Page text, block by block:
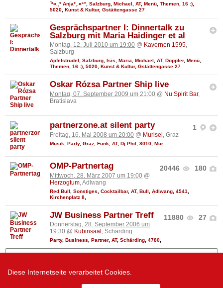
Diese Internetseite verarbeitet Cookies.
˜ª¤.¸* Anja*¸.¤ª“ Salzburg Michael AT, Menü Themen 16 :)
5020 Kunst & Kultur, Gstättengasse 27
Gesprächspartner I: Dinnertalk zu
Salzburg mit Maria Haidinger et al
Montag, 12. Juli 2010 um 19:00 @ Kavernen 1595,
Salzburg
Apfelstrudel, Salzburg, Isis, Maria, Michael, AT, Doppler, Menü,
Themen, 16 :), 5020, Kunst & Kultur, Gstättengasse 27
Oskar Rózsa Partner Ship live
Montag, 07. September 2009 um 21:00 @ Nu Spirit Bar,
Bratislava
1
partnerzone.at silent party
Freitag, 16. Mai 2008 um 20:00 @ Murisel , Graz
Musik Party, Graz Funk AT, Dj Phil 8010 Mur
20446 180
OMP-Partnertag
Mittwoch, 28. März 2007 um 19:00 @
Herzogtum , Adlwang
Red Bull Sonstiges Cocktailbar, AT, Bull Adlwang 4541
Kirchenplatz 8
11880 27
JW Business Partner Treff
Donnerstag, 28. September 2006 um
19:30 @ Kubinsaal , Schärding
Party, Business Partner, AT, Schärding 4780